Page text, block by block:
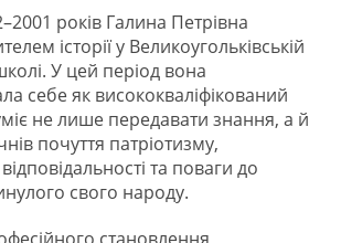
років Галина Петрівна
історії у Великоугольківській
У цей період вона
себе як висококваліфікований
не лише передавати знання, а й
почуття патріотизму,
та поваги до
свого народу.
становлення